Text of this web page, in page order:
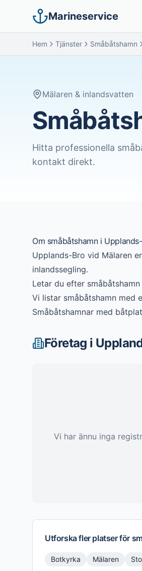
Marineservice
Hem Tjänster Småbåtshamn
Mälaren & inlandsvatten
Hitta professionella
kontakt direkt.
Om småbåtshamni
Upplands-Bro vid Mälaren
inlandssegling.
Letar du efter småbåtshamn
Vi listar småbåtshamn med
Småbåtshamnar med
Företag i
Vi har ännu inga
Utforska fler platser för
Botkyrka Mälaren